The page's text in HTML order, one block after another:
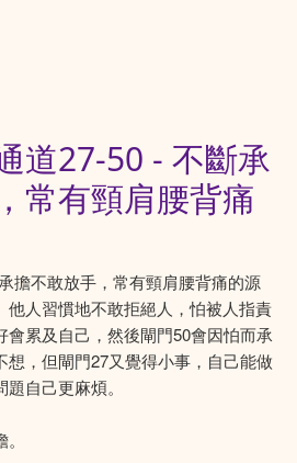
道27-50 - 不斷承
常有頸肩腰背痛
擔不敢放手，常有頸肩腰背痛的源
他人習慣地不敢拒絕人，怕被人指責
會累及自己，然後閘門50會因怕而承
想，但閘門27又覺得小事，自己能做
自己更麻煩。